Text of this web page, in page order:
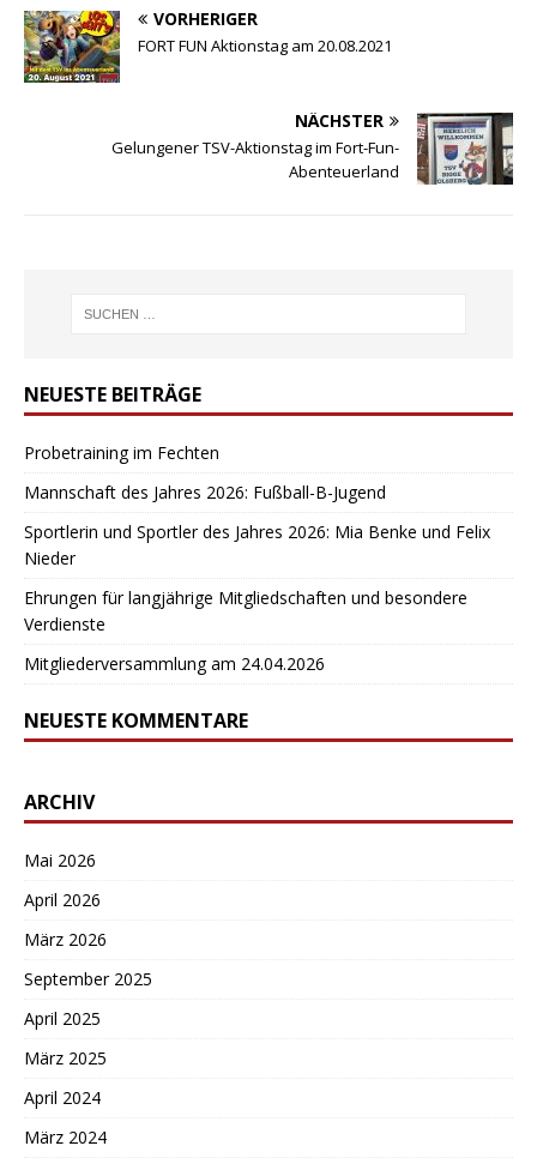
VORHERIGER
FORT FUN Aktionstag am 20.08.2021
NÄCHSTER
Gelungener TSV-Aktionstag im Fort-Fun-
Abenteuerland
NEUESTE BEITRÄGE
Probetraining im Fechten
Mannschaft des Jahres 2026: Fußball-B-Jugend
Sportlerin und Sportler des Jahres 2026: Mia Benke und Felix
Nieder
Ehrungen für langjährige Mitgliedschaften und besondere
Verdienste
Mitgliederversammlung am 24.04.2026
NEUESTE KOMMENTARE
ARCHIV
Mai 2026
April 2026
März 2026
September 2025
April 2025
März 2025
April 2024
März 2024